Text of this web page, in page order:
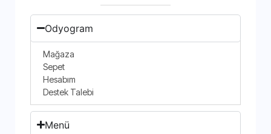
Odyogram
Mağaza
Sepet
Hesabım
Destek Talebi
Menü